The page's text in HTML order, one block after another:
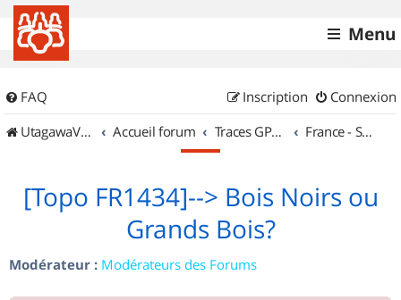
Menu
FAQ Connexion
Inscription
UtagawaVTT (Randos VTT et VTTAE avec traces GPS)
Accueil forum Traces GPS de randos VTT France - Sud Est
[Topo FR1434]--> Bois Noirs ou
Grands Bois?
Modérateur : Modérateurs des Forums